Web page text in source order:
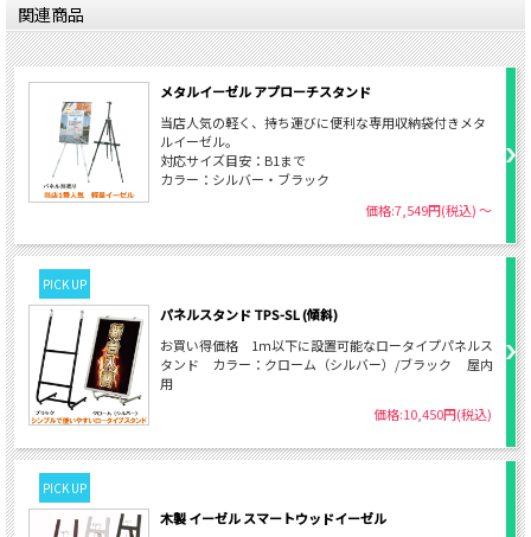
関連商品
メタルイーゼル アプローチスタンド
当店人気の軽く、持ち運びに便利な専用収納袋付きメタ
ルイーゼル。
対応サイズ目安：B1まで
カラー：シルバー・ブラック
価格:7,549円(税込)～
PICK UP
パネルスタンド TPS-SL (傾斜)
お買い得価格 1ｍ以下に設置可能なロータイプパネルス
タンド カラー：クローム（シルバー）/ブラック 屋内
用
価格:10,450円(税込)
PICK UP
木製 イーゼル スマートウッドイーゼル